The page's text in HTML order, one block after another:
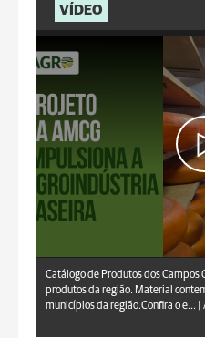
VÍDEO
Catálogo de Produtos dos
produtos da região. Material
municípios da região.Confira o e... |